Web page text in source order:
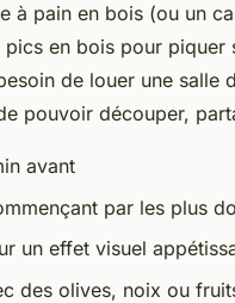
à pain en bois (ou un
en bois pour piquer
de louer une salle
pouvoir découper,
avant
par les plus
un effet visuel
des olives, noix ou